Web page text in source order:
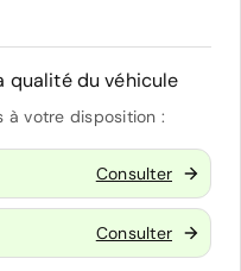
qualité du véhicule
à votre disposition :
Consulter
Consulter